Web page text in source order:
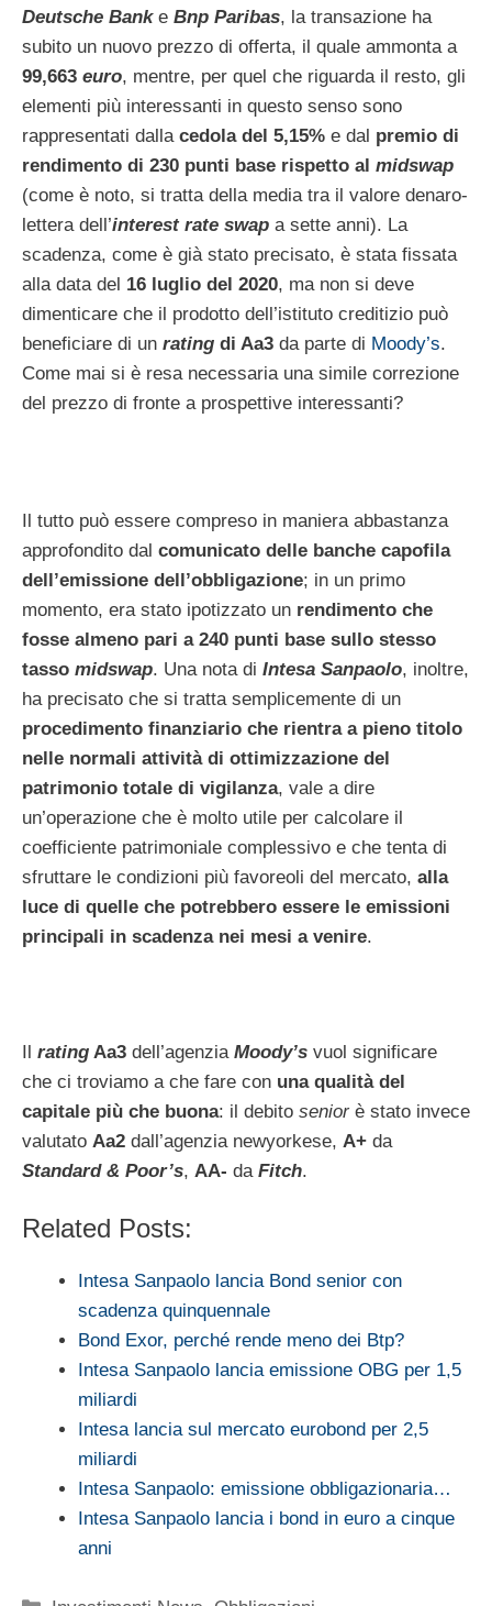
Deutsche Banke Bnp Paribas, la transazione ha
subito un nuovo prezzo di offerta, il quale ammonta a
99,663 euro, mentre, per quel che riguarda il resto, gli
elementi più interessanti in questo senso sono
rappresentati dalla cedola del 5,15% e dal premio di
rendimento di 230 punti base rispetto al midswap
(come è noto, si tratta della media tra il valore denaro-
lettera dell’interest rate swap a sette anni). La
scadenza, come è già stato precisato, è stata fissata
alla data del 16 luglio del 2020, ma non si deve
dimenticare che il prodotto dell’istituto creditizio può
beneficiare di un rating di Aa3 da parte di Moody’s.
Come mai si è resa necessaria una simile correzione
del prezzo di fronte a prospettive interessanti?
Il tutto può essere compreso in maniera abbastanza
approfondito dal comunicato delle banche capofila
dell’emissione dell’obbligazione; in un primo
momento, era stato ipotizzato un rendimento che
fosse almeno pari a 240 punti base sullo stesso
tasso midswap. Una nota di Intesa Sanpaolo, inoltre,
ha precisato che si tratta semplicemente di un
procedimento finanziario che rientra a pieno titolo
nelle normali attività di ottimizzazione del
patrimonio totale di vigilanza, vale a dire
un’operazione che è molto utile per calcolare il
coefficiente patrimoniale complessivo e che tenta di
sfruttare le condizioni più favoreoli del mercato, alla
luce di quelle che potrebbero essere le emissioni
principali in scadenza nei mesi a venire.
Il rating Aa3 dell’agenzia Moody’s vuol significare
che ci troviamo a che fare con una qualità del
capitale più che buona: il debito seniorè stato invece
valutato Aa2 dall’agenzia newyorkese, A+ da
Standard & Poor’s, AA- da Fitch.
Related Posts:
Intesa Sanpaolo lancia Bond senior con
scadenza quinquennale
Bond Exor, perché rende meno dei Btp?
Intesa Sanpaolo lancia emissione OBG per 1,5
miliardi
Intesa lancia sul mercato eurobond per 2,5
miliardi
Intesa Sanpaolo: emissione obbligazionaria…
Intesa Sanpaolo lancia i bond in euro a cinque
anni